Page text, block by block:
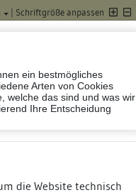
ein bestmögliches
Arten von Cookies
welche das sind und was wir
Ihre Entscheidung
die Website technisch
| Schriftgröße anpassen